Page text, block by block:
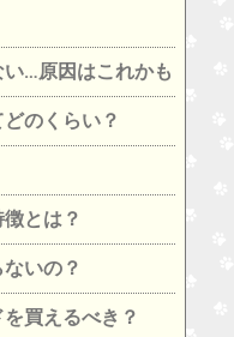
…原因はこれかも
のくらい？
とは？
いの？
買えるべき？